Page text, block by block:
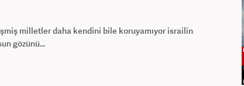
milletler daha kendini bile koruyamıyor israilin
gözünü...